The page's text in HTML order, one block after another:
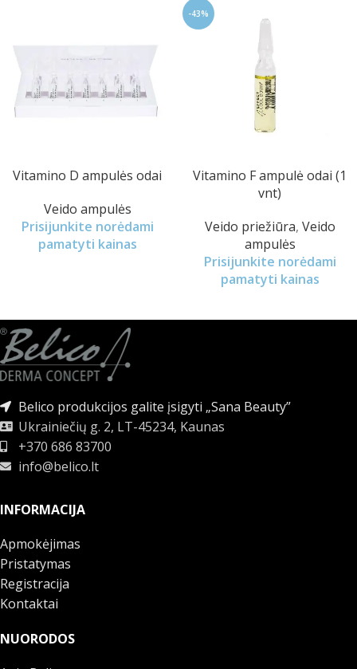
Vitamino D ampulės odai
Veido ampulės
Prisijunkite norėdami
pamatyti kainas
-43%
Vitamino F ampulė odai (1
vnt)
Veido priežiūra, Veido
ampulės
Prisijunkite norėdami
pamatyti kainas
Belico produkcijos galite įsigyti „Sana Beauty”
Ukrainiečių g. 2, LT-45234, Kaunas
+370 686 83700
info@belico.lt
INFORMACIJA
Apmokėjimas
Pristatymas
Registracija
Kontaktai
NUORODOS